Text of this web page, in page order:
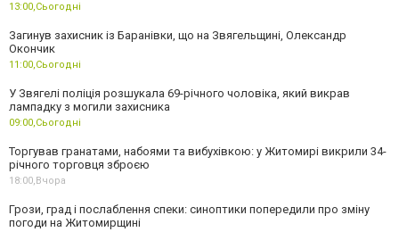
13:00,Сьогодні
Загинув захисник із Баранівки, що на Звягельщині, Олександр
Окончик
11:00,Сьогодні
У Звягелі поліція розшукала 69-річного чоловіка, який викрав
лампадку з могили захисника
09:00,Сьогодні
Торгував гранатами, набоями та вибухівкою: у Житомирі викрили 34-
річного торговця зброєю
18:00, Вчора
Грози, град і послаблення спеки: синоптики попередили про зміну
погоди на Житомирщині